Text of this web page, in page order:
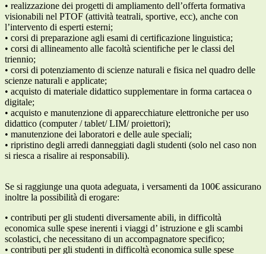
• realizzazione dei progetti di ampliamento dell’offerta formativa
visionabili nel PTOF (attività teatrali, sportive, ecc), anche con
l’intervento di esperti esterni;
• corsi di preparazione agli esami di certificazione linguistica;
• corsi di allineamento alle facoltà scientifiche per le classi del
triennio;
• corsi di potenziamento di scienze naturali e fisica nel quadro delle
scienze naturali e applicate;
• acquisto di materiale didattico supplementare in forma cartacea o
digitale;
• acquisto e manutenzione di apparecchiature elettroniche per uso
didattico (computer / tablet/ LIM/ proiettori);
• manutenzione dei laboratori e delle aule speciali;
• ripristino degli arredi danneggiati dagli studenti (solo nel caso non
si riesca a risalire ai responsabili).
Se si raggiunge una quota adeguata, i versamenti da 100€ assicurano
inoltre la possibilità di erogare:
• contributi per gli studenti diversamente abili, in difficoltà
economica sulle spese inerenti i viaggi d’ istruzione e gli scambi
scolastici, che necessitano di un accompagnatore specifico;
• contributi per gli studenti in difficoltà economica sulle spese